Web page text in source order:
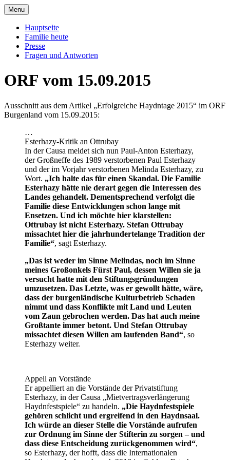
Skip
to
content
Familie Esterházy de Galantha
Galantha
Menu
Hauptseite
Familie heute
Presse
Fragen und Antworten
ORF vom 15.09.2015
Ausschnitt aus dem Artikel „Erfolgreiche Haydntage 2015“ im ORF
Burgenland vom 15.09.2015:
…
Esterhazy-Kritik an Ottrubay
In der Causa meldet sich nun Paul-Anton Esterhazy,
der Großneffe des 1989 verstorbenen Paul Esterhazy
und der im Vorjahr verstorbenen Melinda Esterhazy, zu
Wort. „Ich halte das für einen Skandal. Die Familie
Esterhazy hätte nie derart gegen die Interessen des
Landes gehandelt. Dementsprechend verfolgt die
Familie diese Entwicklungen schon lange mit
Ensetzen. Und ich möchte hier klarstellen:
Ottrubay ist nicht Esterhazy. Stefan Ottrubay
missachtet hier die jahrhundertelange Tradition der
Familie“, sagt Esterhazy.
„Das ist weder im Sinne Melindas, noch im Sinne
meines Großonkels Fürst Paul, dessen Willen sie ja
versucht hatte mit den Stiftungsgründungen
umzusetzen. Das Letzte, was er gewollt hätte, wäre,
dass der burgenländische Kulturbetrieb Schaden
nimmt und dass Konflikte mit Land und Leuten
vom Zaun gebrochen werden. Das hat auch meine
Großtante immer betont. Und Stefan Ottrubay
missachtet diesen Willen am laufenden Band“, so
Esterhazy weiter.
Appell an Vorstände
Er appelliert an die Vorstände der Privatstiftung
Esterhazy, in der Causa „Mietvertragsverlängerung
Haydnfestspiele“ zu handeln. „Die Haydnfestspiele
gehören schlicht und ergreifend in den Haydnsaal.
Ich würde an dieser Stelle die Vorstände aufrufen
zur Ordnung im Sinne der Stifterin zu sorgen – und
dass diese Entscheidung zurückgenommen wird“,
so Esterhazy, der hofft, dass die Internationalen